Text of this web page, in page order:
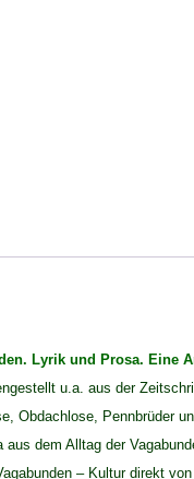
Lyrik und Prosa. Eine
u.a. aus der
Obdachlose, Pennbrüder
aus dem Alltag der
– Kultur direkt